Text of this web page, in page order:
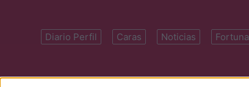
Diario Perfil Caras Noticias Fortuna